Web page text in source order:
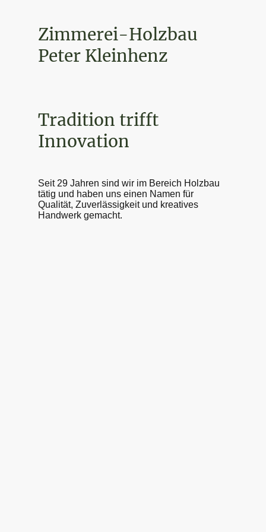
Zimmerei-Holzbau
Peter Kleinhenz
Tradition trifft
Innovation
Seit 29 Jahren sind wir im Bereich Holzbau
tätig und haben uns einen Namen für
Qualität, Zuverlässigkeit und kreatives
Handwerk gemacht.